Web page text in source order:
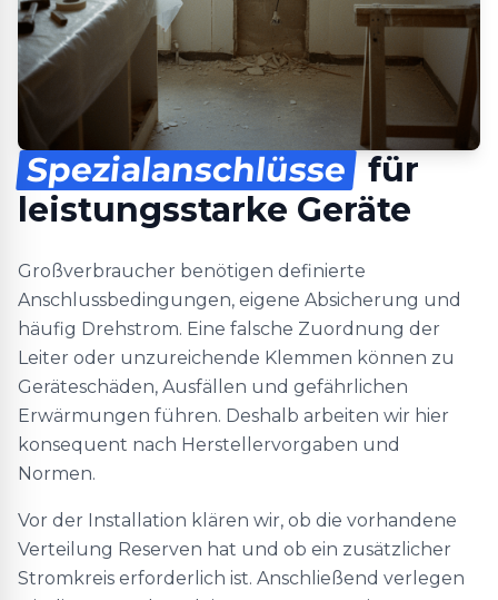
Spezialanschlüsse für
leistungsstarke Geräte
Großverbraucher benötigen definierte
Anschlussbedingungen, eigene Absicherung und
häufig Drehstrom. Eine falsche Zuordnung der
Leiter oder unzureichende Klemmen können zu
Geräteschäden, Ausfällen und gefährlichen
Erwärmungen führen. Deshalb arbeiten wir hier
konsequent nach Herstellervorgaben und
Normen.
Vor der Installation klären wir, ob die vorhandene
Verteilung Reserven hat und ob ein zusätzlicher
Stromkreis erforderlich ist. Anschließend verlegen